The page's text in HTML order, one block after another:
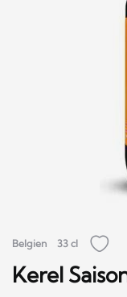
Belgien 33 cl
Kerel